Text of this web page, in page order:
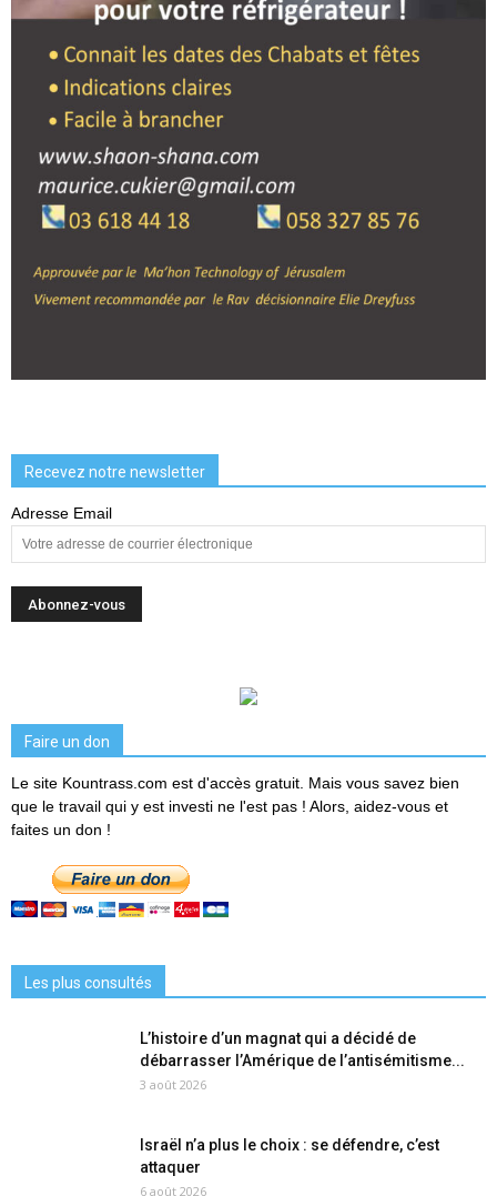
Recevez notre newsletter
Adresse Email
Faire un don
Le site Kountrass.com est d'accès gratuit. Mais vous savez bien
que le travail qui y est investi ne l'est pas ! Alors, aidez-vous et
faites un don !
Les plus consultés
L’histoire d’un magnat qui a décidé de
débarrasser l’Amérique de l’antisémitisme...
3 août 2026
Israël n’a plus le choix : se défendre, c’est
attaquer
6 août 2026